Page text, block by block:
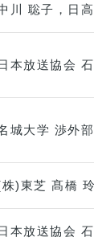
川 聡子，日
本放送協会
城大学 渉外
株)東芝 髙橋
本放送協会